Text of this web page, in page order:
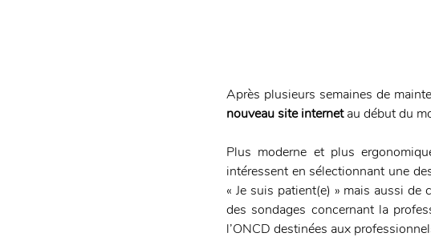
Après plusieurs semaines de
nouveau site internet au début du
Plus moderne et plus
intéressent en sélectionnant une
« Je suis patient(e) » mais aussi de
des sondages concernant la
l’ONCD destinées aux